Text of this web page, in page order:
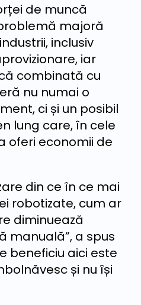
de muncă
majoră
inclusiv
iar
combinată cu
nu numai o
ci și un posibil
lung care, în cele
oferi economii de
din ce în ce mai
robotizate, cum ar
diminuează
manuală”, a spus
beneficiu aici este
și nu își